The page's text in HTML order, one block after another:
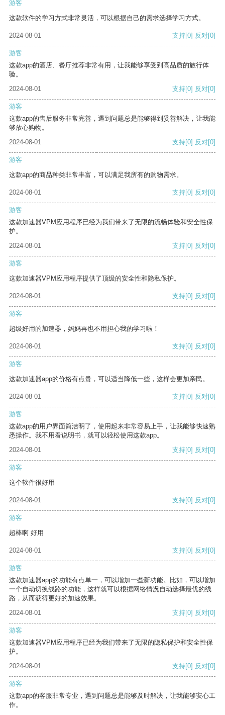
游客
这款软件的学习方式非常灵活，可以根据自己的需求选择学习方式。
2024-08-01 支持[0] 反对[0]
游客
这款app的酒店、餐厅推荐非常有用，让我能够享受到高品质的旅行体
验。
2024-08-01
支持[0] 反对[0]
游客
这款app的售后服务非常完善，遇到问题总是能够得到妥善解决，让我能
够放心购物。
2024-08-01
支持[0] 反对[0]
游客
这款app的商品种类非常丰富，可以满足我所有的购物需求。
2024-08-01 支持[0] 反对[0]
游客
这款加速器VPM应用程序已经为我们带来了无限的流畅体验和安全性保
护。
2024-08-01
支持[0] 反对[0]
游客
这款加速器VPM应用程序提供了顶级的安全性和隐私保护。
2024-08-01 支持[0] 反对[0]
游客
超级好用的加速器，妈妈再也不用担心我的学习啦！
2024-08-01 支持[0] 反对[0]
游客
这款加速器app的价格有点贵，可以适当降低一些，这样会更加亲民。
2024-08-01 支持[0] 反对[0]
游客
这款app的用户界面简洁明了，使用起来非常容易上手，让我能够快速熟
悉操作。我不用看说明书，就可以轻松使用这款app。
2024-08-01
支持[0] 反对[0]
游客
这个软件很好用
2024-08-01 支持[0] 反对[0]
游客
超棒啊 好用
2024-08-01 支持[0] 反对[0]
游客
这款加速器app的功能有点单一，可以增加一些新功能。比如，可以增加
一个自动切换线路的功能，这样就可以根据网络情况自动选择最优的线
路，从而获得更好的加速效果。
2024-08-01
支持[0] 反对[0]
游客
这款加速器VPM应用程序已经为我们带来了无限的隐私保护和安全性保
护。
2024-08-01
支持[0] 反对[0]
游客
这款app的客服非常专业，遇到问题总是能够及时解决，让我能够安心工
作。